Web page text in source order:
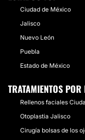
Ciudad de México
Jalisco
Nuevo León
Puebla
Estado de México
TRATAMIENTOS POR
Rellenos faciales
Otoplastia Jalisco
Cirugía bolsas de los